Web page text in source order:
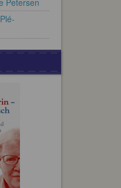
Petersen